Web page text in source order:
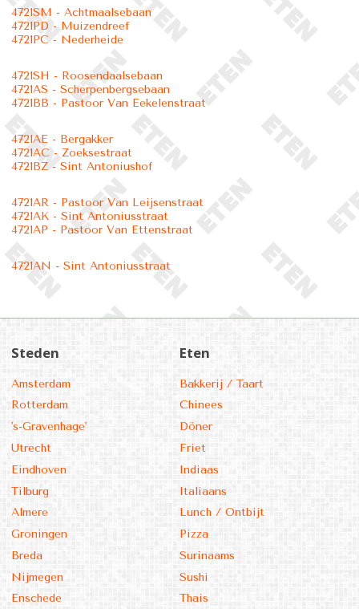
4721SM - Achtmaalsebaan
4721PD - Muizendreef
4721PC - Nederheide
4721SH - Roosendaalsebaan
4721AS - Scherpenbergsebaan
4721BB - Pastoor Van Eekelenstraat
4721AE - Bergakker
4721AC - Zoeksestraat
4721BZ - Sint Antoniushof
4721AR - Pastoor Van Leijsenstraat
4721AK - Sint Antoniusstraat
4721AP - Pastoor Van Ettenstraat
4721AN - Sint Antoniusstraat
Steden
Amsterdam
Rotterdam
's-Gravenhage'
Utrecht
Eindhoven
Tilburg
Almere
Groningen
Breda
Nijmegen
Enschede
Eten
Bakkerij / Taart
Chinees
Döner
Friet
Indiaas
Italiaans
Lunch / Ontbijt
Pizza
Surinaams
Sushi
Thais